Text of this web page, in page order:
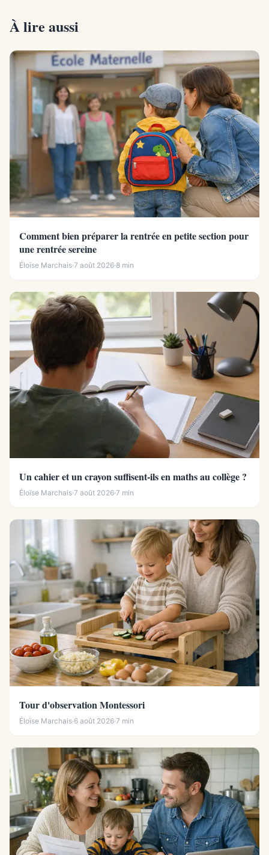
À lire aussi
Comment bien préparer la rentrée en petite section pour
une rentrée sereine
Éloïse Marchais·7 août 2026·8 min
Un cahier et un crayon suffisent-ils en maths au collège ?
Éloïse Marchais·7 août 2026·7 min
Tour d'observation Montessori
Éloïse Marchais·6 août 2026·7 min